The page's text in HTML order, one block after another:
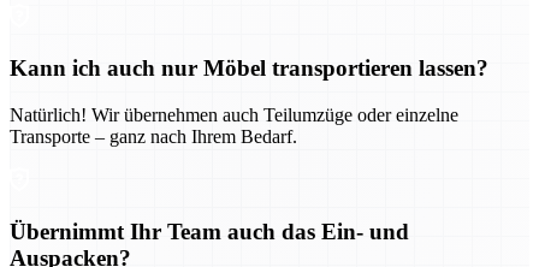
Kann ich auch nur Möbel transportieren lassen?
Natürlich! Wir übernehmen auch Teilumzüge oder einzelne
Transporte – ganz nach Ihrem Bedarf.
Übernimmt Ihr Team auch das Ein- und
Auspacken?